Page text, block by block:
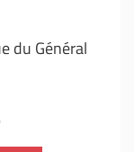
du Général